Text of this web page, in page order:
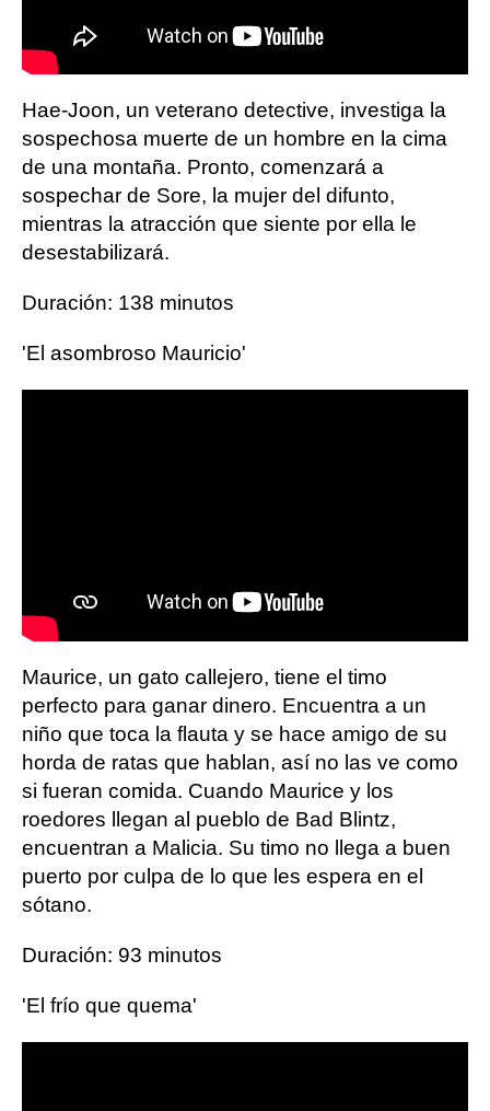
Hae-Joon, un veterano detective, investiga la
sospechosa muerte de un hombre en la cima
de una montaña. Pronto, comenzará a
sospechar de Sore, la mujer del difunto,
mientras la atracción que siente por ella le
desestabilizará.
Duración: 138 minutos
'El asombroso Mauricio'
Maurice, un gato callejero, tiene el timo
perfecto para ganar dinero. Encuentra a un
niño que toca la flauta y se hace amigo de su
horda de ratas que hablan, así no las ve como
si fueran comida. Cuando Maurice y los
roedores llegan al pueblo de Bad Blintz,
encuentran a Malicia. Su timo no llega a buen
puerto por culpa de lo que les espera en el
sótano.
Duración: 93 minutos
'El frío que quema'